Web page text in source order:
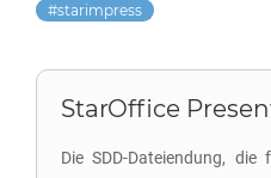
starimpress
StarOffice
Die SDD-Dateiendung,